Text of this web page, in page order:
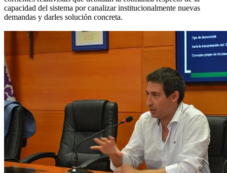
capacidad del sistema por canalizar institucionalmente nuevas
demandas y darles solución concreta.